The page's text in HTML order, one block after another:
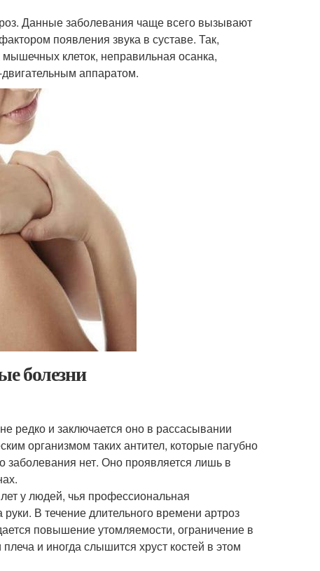
Данные заболевания чаще всего вызывают
появления звука в суставе. Так,
клеток, неправильная осанка,
аппаратом.
болезни
редко и заключается оно в рассасывании
организмом таких антител, которые пагубно
заболевания нет. Оно проявляется лишь в
у людей, чья профессиональная
В течение длительного времени артроз
повышение утомляемости, ограничение в
и иногда слышится хруст костей в этом